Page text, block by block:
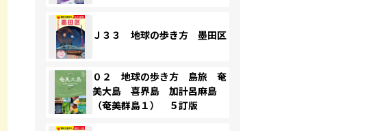
Ｊ３３ 地球の歩き方 墨田区
０２ 地球の歩き方 島旅 奄
美大島 喜界島 加計呂麻島
（奄美群島１） ５訂版